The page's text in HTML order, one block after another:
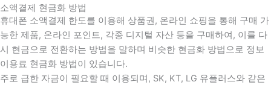
소액결제 현금화 방법
휴대폰 소액결제 한도를 이용해 상품권, 온라인 쇼핑을 통해 구매 가
능한 제품, 온라인 포인트, 각종 디지털 자산 등을 구매하여, 이를 다
시 현금으로 전환하는 방법을 말하며 비슷한 현금화 방법으로 정보
이용료 현금화 방법이 있습니다.
주로 급한 자금이 필요할 때 이용되며, SK, KT, LG 유플러스와 같은